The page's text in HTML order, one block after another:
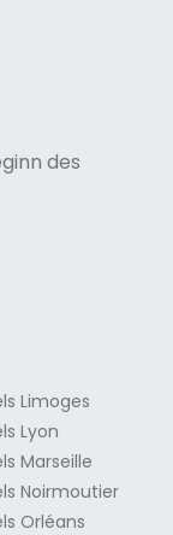
des
Limoges
Lyon
Marseille
Noirmoutier
Orléans